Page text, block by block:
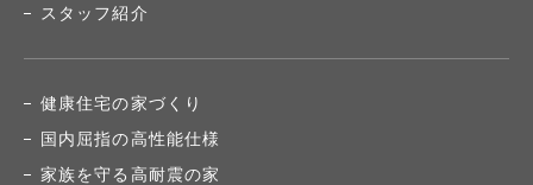
スタッフ紹介
健康住宅の家づくり
国内屈指の高性能仕様
家族を守る高耐震の家